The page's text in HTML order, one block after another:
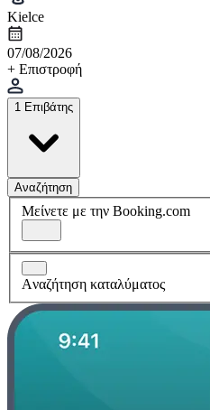
Kielce
07/08/2026
+ Επιστροφή
1 Επιβάτης
Αναζήτηση
Μείνετε με την Booking.com
Aναζήτηση καταλύματος